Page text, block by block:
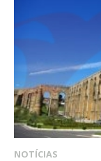
NOTÍCIAS